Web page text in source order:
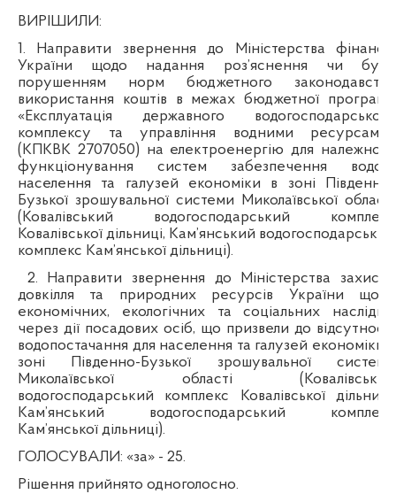
ВИРІШИЛИ:
1. Направити звернення до Міністерства фінансів
України щодо надання роз’яснення чи буде
порушенням норм бюджетного законодавства
використання коштів в межах бюджетної програми
«Експлуатація державного водогосподарського
комплексу та управління водними ресурсами»
(КПКВК 2707050) на електроенергію для належного
функціонування систем забезпечення водою
населення та галузей економіки в зоні Південно-
Бузької зрошувальної системи Миколаївської області
(Ковалівський водогосподарський комплекс
Ковалівської дільниці, Кам’янський водогосподарський
комплекс Кам’янської дільниці).
2. Направити звернення до Міністерства захисту
довкілля та природних ресурсів України щодо
економічних, екологічних та соціальних наслідків
через дії посадових осіб, що призвели до відсутності
водопостачання для населення та галузей економіки в
зоні Південно-Бузької зрошувальної системи
Миколаївської області (Ковалівський
водогосподарський комплекс Ковалівської дільниці,
Кам’янський водогосподарський комплекс
Кам’янської дільниці).
ГОЛОСУВАЛИ: «за» - 25.
Рішення прийнято одноголосно.